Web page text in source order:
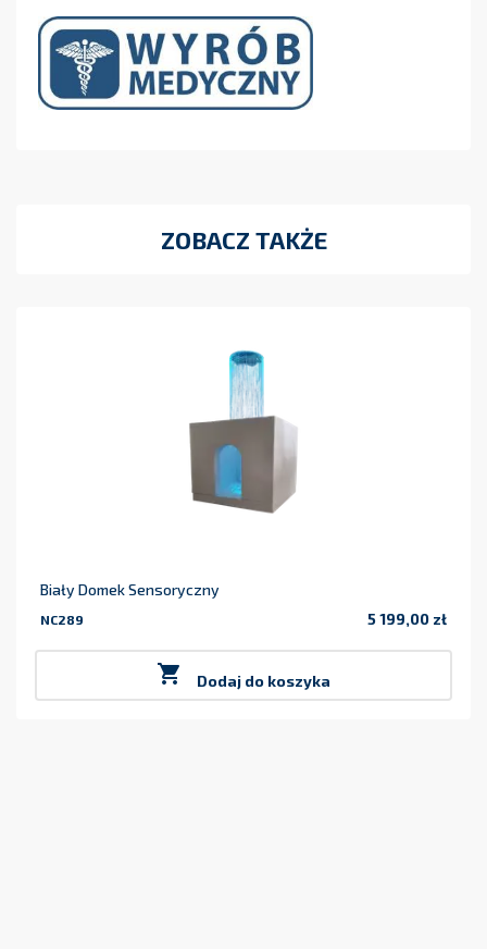
ZOBACZ TAKŻE
Biały Domek Sensoryczny
NC289 5 199,00 zł
 Dodaj do koszyka